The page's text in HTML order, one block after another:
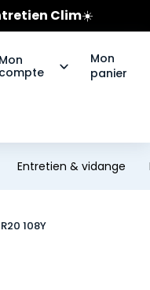
Clim☀️
pneus Bridgestone
Mon
compte
Mon
panier
Entretien & vidange
108Y